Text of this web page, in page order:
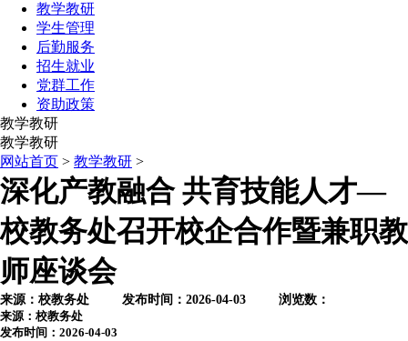
教学教研
学生管理
后勤服务
招生就业
党群工作
资助政策
教学教研
教学教研
网站首页 > 教学教研 >
深化产教融合 共育技能人才—
校教务处召开校企合作暨兼职教
师座谈会
来源：校教务处 发布时间：2026-04-03 浏览数：
来源：校教务处
发布时间：2026-04-03